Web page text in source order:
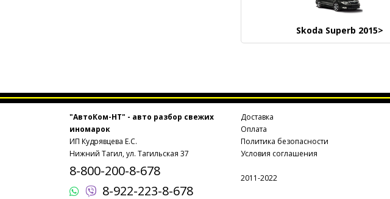
Skoda Superb 2015>
"АвтоКом-НТ" - авто разбор свежих
иномарок
ИП Кудрявцева Е.С.
Нижний Тагил, ул. Тагильская 37
8-800-200-8-678
8-922-223-8-678
Доставка
Оплата
Политика безопасности
Условия соглашения
2011-2022